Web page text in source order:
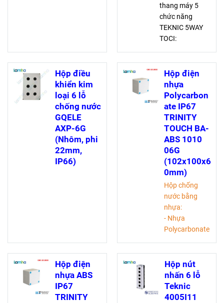
thang máy 5
chức năng
TEKNIC 5WAY
TOCI:
P4PSF210WA,
P4PSF610WA,
P4PML401,
ROTARY
SWITCH. Tích
hợp nút dừng
khẩn cấp, công
tắc xoay, đạt
tiêu chuẩn IP 65
Hộp điều
khiển kim
loại 6 lỗ
chống nước
GQELE
AXP-6G
(Nhôm, phi
22mm,
IP66)
Hộp điện
nhựa
Polycarbon
ate IP67
TRINITY
TOUCH BA-
ABS 1010
06G
(102x100x6
0mm)
Hộp chống
nước bằng
nhựa:
- Nhựa
Polycarbonate
- Chịu được lực
va đập IK10
- Màu: Xám
(RAL 7035)
- Dãy nhiệt độ
Hộp điện
nhựa ABS
IP67
TRINITY
Hộp nút
nhấn 6 lỗ
Teknic
4005I11